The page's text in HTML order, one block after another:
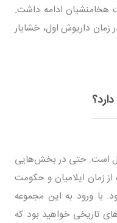
هخامنشیان ادامه داشت.
داریوش اول، خشایار
جمشید بیشتر از 2500 سال است. حتی در بخش‌هایی
از زمان ایلامیان و حکومت
با ورود به این مجموعه
تاریخی خواهید بود که